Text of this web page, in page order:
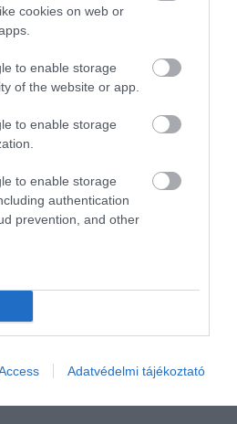
cookies on web or
to enable storage
of the website or app.
to enable storage
to enable storage
authentication
prevention, and other
Adatvédelmi tájékoztató
és a nem mindennapi